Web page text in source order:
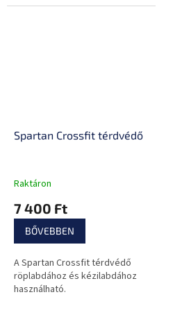
Spartan Crossfit térdvédő
Raktáron
7 400 Ft
BŐVEBBEN
A Spartan Crossfit térdvédő
röplabdához és kézilabdához
használható.